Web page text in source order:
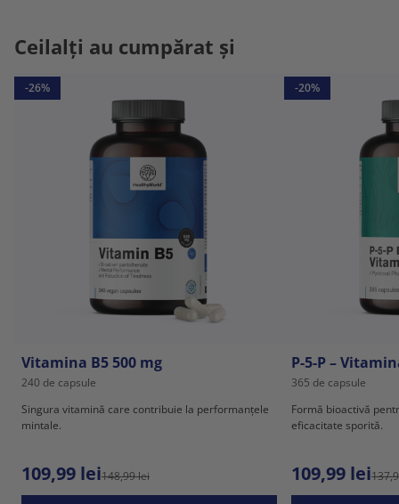
Ceilalți au cumpărat și
-26%
Vitamina B5 500 mg
240 de capsule
Singura vitamină care contribuie la performanțele
mintale.
109,99 lei148,99 lei
-20%
P-5-P –
365 de capsule
Formă bioactivă
eficacitate sporită.
109,99 lei